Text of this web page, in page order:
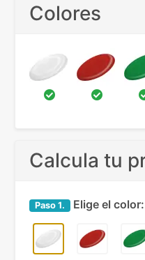
Colores
Calcula tu
Paso 1. Elige el color: